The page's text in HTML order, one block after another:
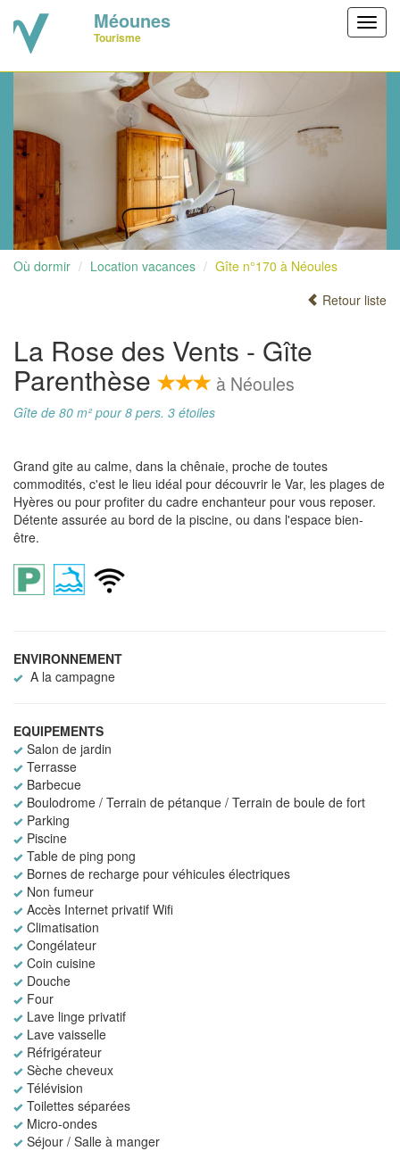
Méounes
Tourisme
Où dormir Location vacances
Gîte n°170 à Néoules
Retour liste
La Rose des Vents - Gîte
Parenthèse à Néoules
Gîte de 80 m² pour 8 pers. 3 étoiles
Grand gite au calme, dans la chênaie, proche de toutes
commodités, c'est le lieu idéal pour découvrir le Var, les plages de
Hyères ou pour profiter du cadre enchanteur pour vous reposer.
Détente assurée au bord de la piscine, ou dans l'espace bien-
être.
ENVIRONNEMENT
A la campagne
EQUIPEMENTS
Salon de jardin
Terrasse
Barbecue
Boulodrome / Terrain de pétanque / Terrain de boule de fort
Parking
Piscine
Table de ping pong
Bornes de recharge pour véhicules électriques
Non fumeur
Accès Internet privatif Wifi
Climatisation
Congélateur
Coin cuisine
Douche
Four
Lave linge privatif
Lave vaisselle
Réfrigérateur
Sèche cheveux
Télévision
Toilettes séparées
Micro-ondes
Séjour / Salle à manger